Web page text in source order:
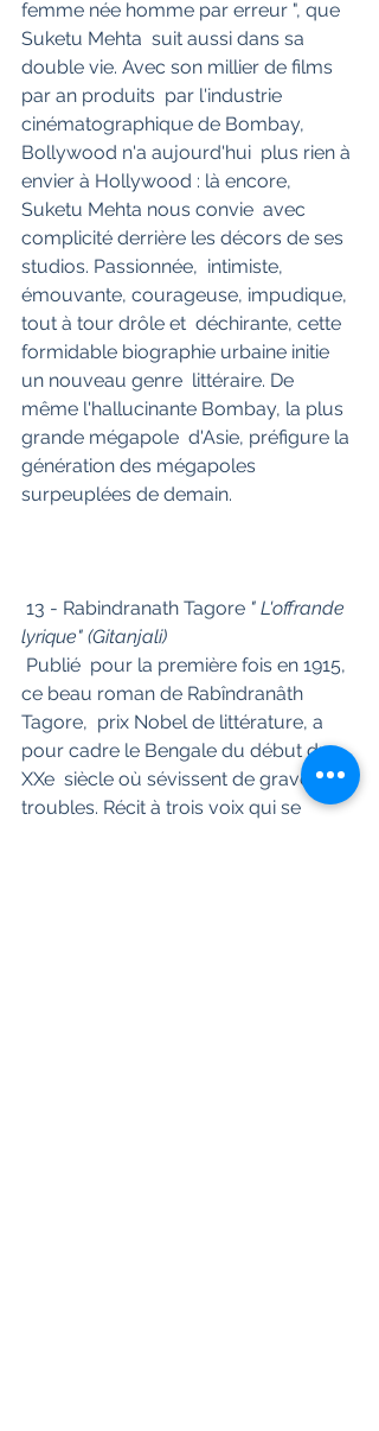
femme née homme par erreur ", que
Suketu Mehta  suit aussi dans sa
double vie. Avec son millier de films
par an produits  par l'industrie
cinématographique de Bombay,
Bollywood n'a aujourd'hui  plus rien à
envier à Hollywood : là encore,
Suketu Mehta nous convie  avec
complicité derrière les décors de ses
studios. Passionnée,  intimiste,
émouvante, courageuse, impudique,
tout à tour drôle et  déchirante, cette
formidable biographie urbaine initie
un nouveau genre  littéraire. De
même l'hallucinante Bombay, la plus
grande mégapole  d'Asie, préfigure la
génération des mégapoles
surpeuplées de demain.
13 - Rabindranath Tagore " L'offrande
lyrique" (Gitanjali)
ce beau roman de Rabîndranâth
Tagore,  prix Nobel de littérature, a
pour cadre le Bengale du début du
XXe  siècle où sévissent de graves
troubles. Récit à trois voix qui se